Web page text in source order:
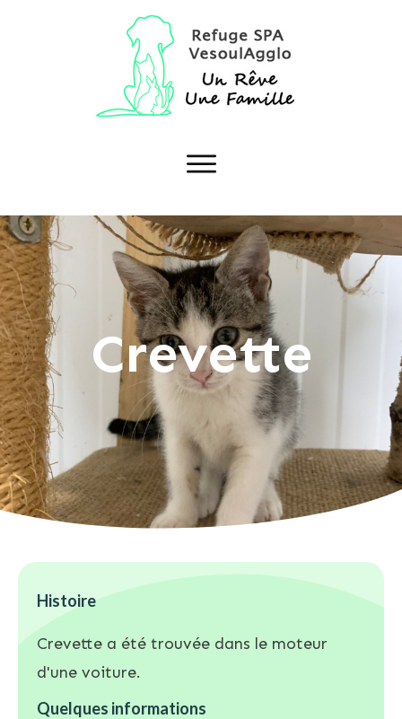
Crevette
Histoire
Crevette a été trouvée dans le moteur
d'une voiture.
Quelques informations